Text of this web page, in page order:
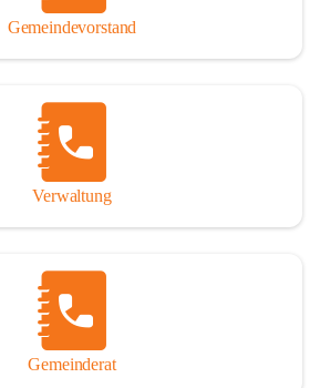
Gemeindevorstand
Verwaltung
Gemeinderat